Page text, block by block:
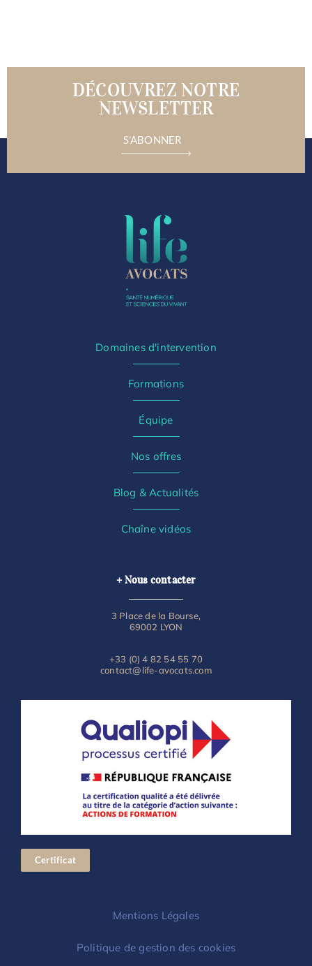
DÉCOUVREZ NOTRE
NEWSLETTER
S'ABONNER
Domaines d'intervention
Formations
Équipe
Nos offres
Blog & Actualités
Chaîne vidéos
+ Nous contacter
3 Place de la Bourse,
69002 LYON
+33 (0) 4 82 54 55 70
contact@life-avocats.com
Certificat
Mentions Légales
Politique de gestion des cookies